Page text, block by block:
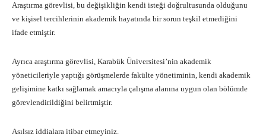
Araştırma görevlisi, bu değişikliğin kendi isteği doğrultusunda olduğunu
ve kişisel tercihlerinin akademik hayatında bir sorun teşkil etmediğini
ifade etmiştir.
Ayrıca araştırma görevlisi, Karabük Üniversitesi’nin akademik
yöneticileriyle yaptığı görüşmelerde fakülte yönetiminin, kendi akademik
gelişimine katkı sağlamak amacıyla çalışma alanına uygun olan bölümde
görevlendirildiğini belirtmiştir.
Asılsız iddialara itibar etmeyiniz.